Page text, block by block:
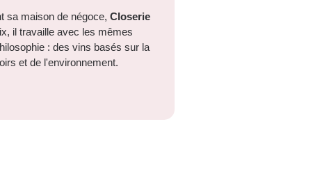
sa maison de négoce, Closerie
il travaille avec les mêmes
: des vins basés sur la
et de l'environnement.